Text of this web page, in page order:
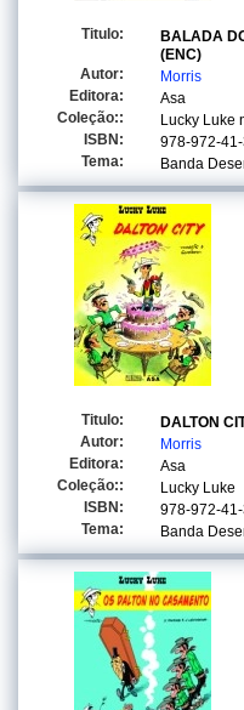
Titulo:
BALADA
(ENC)
Autor:
Morris
Editora:
Asa
Coleção::
Lucky Luke
ISBN:
978-972-
Tema:
Banda
Titulo:
DALTON
Autor:
Morris
Editora:
Asa
Coleção::
Lucky Luke
ISBN:
978-972-
Tema:
Banda